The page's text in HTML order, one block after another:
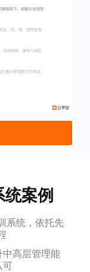
案例
系统，依托先
高层管理能
可